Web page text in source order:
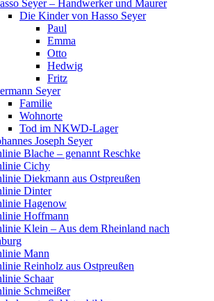
Seyer – Handwerker und Maurer
Die Kinder von Hasso Seyer
Paul
Emma
Otto
Hedwig
Fritz
Seyer
Familie
Wohnorte
Tod im NKWD-Lager
Joseph Seyer
Blache – genannt Reschke
Cichy
Diekmann aus Ostpreußen
Dinter
Hagenow
Hoffmann
Klein – Aus dem Rheinland nach
Mann
Reinholz aus Ostpreußen
Schaar
Schmeißer